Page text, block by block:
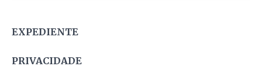
EXPEDIENTE
PRIVACIDADE